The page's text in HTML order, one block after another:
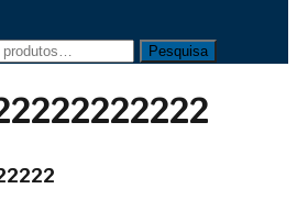
Pesquisa